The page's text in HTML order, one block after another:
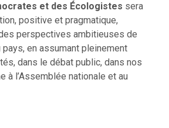
et des Écologistes sera
positive et pragmatique,
perspectives ambitieuses de
en assumant pleinement
dans le débat public, dans nos
à l’Assemblée nationale et au